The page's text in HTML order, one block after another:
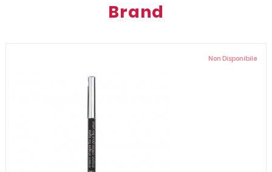
Brand
Non Disponibile